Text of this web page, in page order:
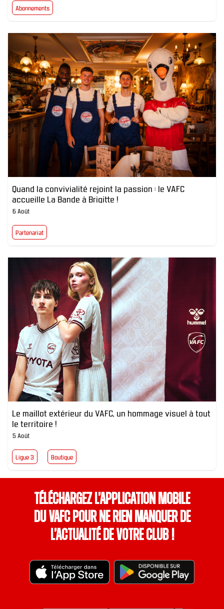
Abonnements
Quand la convivialité rejoint la passion : le VAFC
accueille La Bande à Brigitte !
6 Août
Partenariat
Le maillot extérieur du VAFC, un hommage visuel à tout
le territoire !
5 Août
Ligue 3 Boutique
Téléchargez l’application mobile
du VAFC pour ne rien manquer de
l’actualité de votre club !